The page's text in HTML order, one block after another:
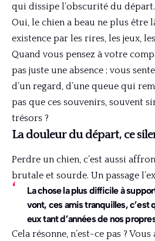
qui dissipe l’obscurité du départ.
Oui, le chien a beau ne plus
existence par les rires, les jeux,
Quand vous pensez à votre
pas juste une absence ; vous
d’un regard, d’une queue qui
pas que ces souvenirs, souvent
trésors ?
La douleur du départ, ce
Perdre un chien, c’est aussi
brutale et sourde. Un passage
La chose la plus difficile à
vont, ces amis tranquilles, c’est
eux tant d’années de nos
Cela résonne, n’est-ce pas ?